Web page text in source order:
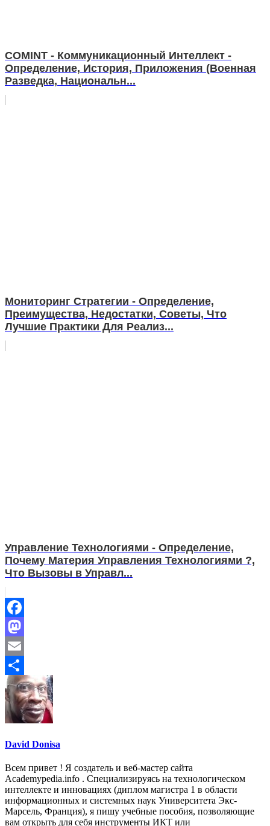
COMINT - Коммуникационный Интеллект -
Определение, История, Приложения (Военная
Разведка, Национальн...
Мониторинг Стратегии - Определение,
Преимущества, Недостатки, Советы, Что
Лучшие Практики Для Реализ...
Управление Технологиями - Определение,
Почему Материя Управления Технологиями ?,
Что Вызовы в Управл...
Facebook
Mastodon
Email
Share
David Donisa
Всем привет ! Я создатель и веб-мастер сайта
Academypedia.info . Специализируясь на технологическом
интеллекте и инновациях (диплом магистра 1 в области
информационных и системных наук Университета Экс-
Марсель, Франция), я пишу учебные пособия, позволяющие
вам открыть для себя инструменты ИКТ или